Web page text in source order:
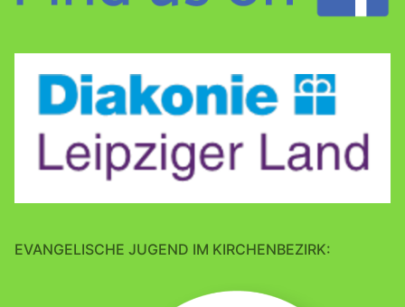
EVANGELISCHE JUGEND IM KIRCHENBEZIRK: